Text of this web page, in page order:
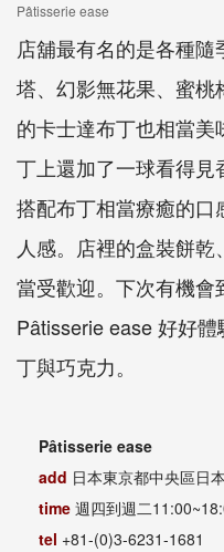
Pâtisserie ease
店舖最有名的是各種
塔、幻影無花果、蜜
的卡士達布丁也相當
丁上還加了一球看得
搭配布丁相當療癒的
人感。店裡的盒裝餅
當受歡迎。下次有機
Pâtisserie ease 好好
丁與巧克力。
Patisserie ease
add 日本東京都中央區日
time 週四到週二
tel +81-(0)3-6231-1681